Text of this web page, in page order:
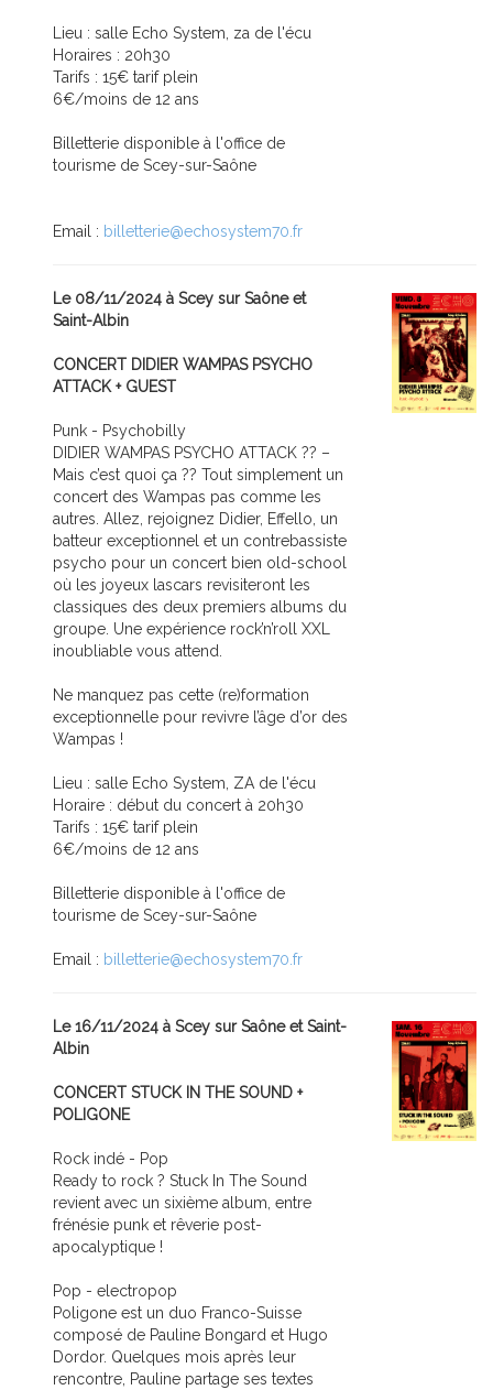
Lieu : salle Echo System, za de l'écu
Horaires : 20h30
Tarifs : 15€ tarif plein
6€/moins de 12 ans
Billetterie disponible à l'office de
tourisme de Scey-sur-Saône
Email : billetterie@echosystem70.fr
Le 08/11/2024 à Scey sur Saône et
Saint-Albin
CONCERT DIDIER WAMPAS PSYCHO
ATTACK + GUEST
Punk - Psychobilly
DIDIER WAMPAS PSYCHO ATTACK ?? –
Mais c’est quoi ça ?? Tout simplement un
concert des Wampas pas comme les
autres. Allez, rejoignez Didier, Effello, un
batteur exceptionnel et un contrebassiste
psycho pour un concert bien old-school
où les joyeux lascars revisiteront les
classiques des deux premiers albums du
groupe. Une expérience rock’n’roll XXL
inoubliable vous attend.
Ne manquez pas cette (re)formation
exceptionnelle pour revivre l’âge d’or des
Wampas !
Lieu : salle Echo System, ZA de l'écu
Horaire : début du concert à 20h30
Tarifs : 15€ tarif plein
6€/moins de 12 ans
Billetterie disponible à l'office de
tourisme de Scey-sur-Saône
Email : billetterie@echosystem70.fr
Le 16/11/2024 à Scey sur Saône et Saint-
Albin
CONCERT STUCK IN THE SOUND +
POLIGONE
Rock indé - Pop
Ready to rock ? Stuck In The Sound
revient avec un sixième album, entre
frénésie punk et rêverie post-
apocalyptique !
Pop - electropop
Poligone est un duo Franco-Suisse
composé de Pauline Bongard et Hugo
Dordor. Quelques mois après leur
rencontre, Pauline partage ses textes